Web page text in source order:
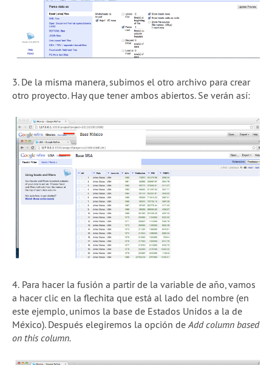
3. De la misma manera, subimos el otro archivo para crear
otro proyecto. Hay que tener ambos abiertos. Se verán así:
4. Para hacer la fusión a partir de la variable de año, vamos
a hacer clic en la flechita que está al lado del nombre (en
este ejemplo, unimos la base de Estados Unidos a la de
México). Después elegiremos la opción de Add column based
on this column.